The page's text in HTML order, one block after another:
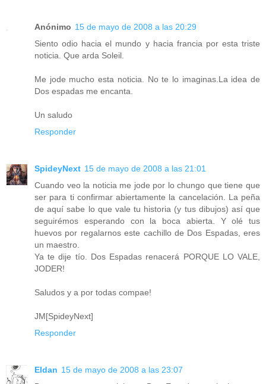
Anónimo 15 de mayo de 2008 a las 20:29
Siento odio hacia el mundo y hacia francia por esta triste
noticia. Que arda Soleil.
Me jode mucho esta noticia. No te lo imaginas.La idea de
Dos espadas me encanta.
Un saludo
Responder
SpideyNext 15 de mayo de 2008 a las 21:01
Cuando veo la noticia me jode por lo chungo que tiene que
ser para ti confirmar abiertamente la cancelación. La peña
de aquí sabe lo que vale tu historia (y tus dibujos) así que
seguirémos esperando con la boca abierta. Y olé tus
huevos por regalarnos este cachillo de Dos Espadas, eres
un maestro.
Ya te dije tío. Dos Espadas renacerá PORQUE LO VALE,
JODER!
Saludos y a por todas compae!
JM[SpideyNext]
Responder
Eldan 15 de mayo de 2008 a las 23:07